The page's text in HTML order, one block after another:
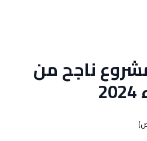
ناجح من